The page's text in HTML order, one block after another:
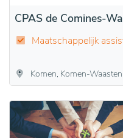
CPAS de Comines-
Maatschappelijk
Komen, Komen-Waasten,